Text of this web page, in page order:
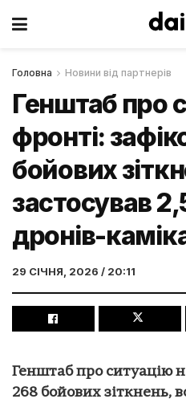
Головна Новини від партнерів
Генштаб про
фронті:
бойових
застосував
дронів-
29 СІЧНЯ, 2026 / 20:11
Генштаб про ситуацію
268 бойових зіткнень,